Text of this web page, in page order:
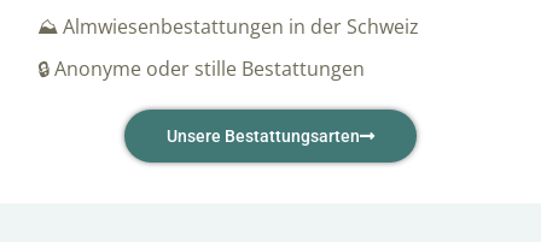
⛰️ Almwiesenbestattungen in der Schweiz
🔒 Anonyme oder stille Bestattungen
Unsere Bestattungsarten